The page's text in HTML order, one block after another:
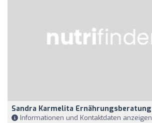
Sandra Karmelita Ernährungsberatung
Informationen und Kontaktdaten anzeigen